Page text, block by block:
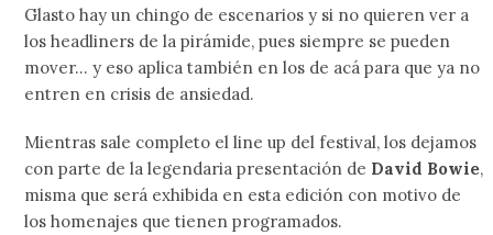
Glasto hay un chingo de escenarios y si no quieren ver a
los headliners de la pirámide, pues siempre se pueden
mover… y eso aplica también en los de acá para que ya no
entren en crisis de ansiedad.
Mientras sale completo el line up del festival, los dejamos
con parte de la legendaria presentación de David Bowie,
misma que será exhibida en esta edición con motivo de
los homenajes que tienen programados.